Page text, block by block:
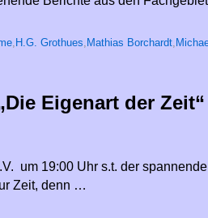
, H.G. Grothues, Mathias Borchardt,
Eigenart der Zeit“
um 19:00 Uhr s.t. der
Zeit, denn …